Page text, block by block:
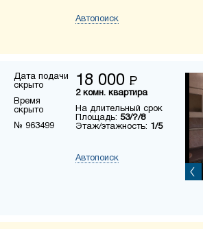
Автопоиск
Дата подачи
скрыто
Время
скрыто
№ 963499
18 000 Р
2 комн. квартира
На длительный срок
Площадь: 53/?/8
Этаж/этажность: 1/5
Автопоиск